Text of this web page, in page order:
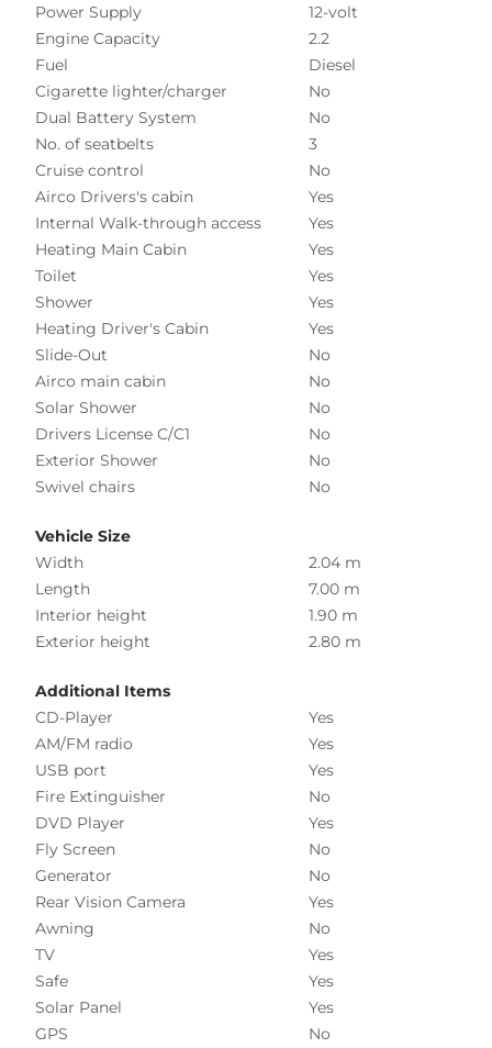
Power Supply
12-volt
Engine Capacity
2.2
Fuel
Diesel
Cigarette lighter/charger
No
Dual Battery System
No
No. of seatbelts
3
Cruise control
No
Airco Drivers's cabin
Yes
Internal Walk-through access
Yes
Heating Main Cabin
Yes
Toilet
Yes
Shower
Yes
Heating Driver's Cabin
Yes
Slide-Out
No
Airco main cabin
No
Solar Shower
No
Drivers License C/C1
No
Exterior Shower
No
Swivel chairs
No
Vehicle Size
Width
2.04 m
Length
7.00 m
Interior height
1.90 m
Exterior height
2.80 m
Additional Items
CD-Player
Yes
AM/FM radio
Yes
USB port
Yes
Fire Extinguisher
No
DVD Player
Yes
Fly Screen
No
Generator
No
Rear Vision Camera
Yes
Awning
No
TV
Yes
Safe
Yes
Solar Panel
Yes
GPS
No